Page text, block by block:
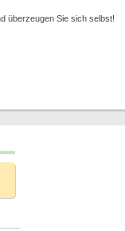
überzeugen Sie sich selbst!